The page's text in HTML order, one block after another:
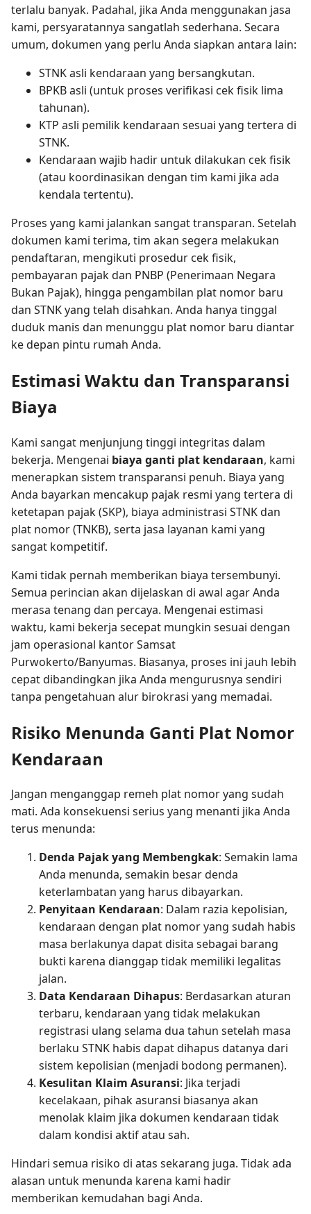
terlalu banyak. Padahal, jika Anda menggunakan jasa
kami, persyaratannya sangatlah sederhana. Secara
umum, dokumen yang perlu Anda siapkan antara lain:
STNK asli kendaraan yang bersangkutan.
BPKB asli (untuk proses verifikasi cek fisik lima
tahunan).
KTP asli pemilik kendaraan sesuai yang tertera di
STNK.
Kendaraan wajib hadir untuk dilakukan cek fisik
(atau koordinasikan dengan tim kami jika ada
kendala tertentu).
Proses yang kami jalankan sangat transparan. Setelah
dokumen kami terima, tim akan segera melakukan
pendaftaran, mengikuti prosedur cek fisik,
pembayaran pajak dan PNBP (Penerimaan Negara
Bukan Pajak), hingga pengambilan plat nomor baru
dan STNK yang telah disahkan. Anda hanya tinggal
duduk manis dan menunggu plat nomor baru diantar
ke depan pintu rumah Anda.
Estimasi Waktu dan Transparansi
Biaya
Kami sangat menjunjung tinggi integritas dalam
bekerja. Mengenai biaya ganti plat kendaraan, kami
menerapkan sistem transparansi penuh. Biaya yang
Anda bayarkan mencakup pajak resmi yang tertera di
ketetapan pajak (SKP), biaya administrasi STNK dan
plat nomor (TNKB), serta jasa layanan kami yang
sangat kompetitif.
Kami tidak pernah memberikan biaya tersembunyi.
Semua perincian akan dijelaskan di awal agar Anda
merasa tenang dan percaya. Mengenai estimasi
waktu, kami bekerja secepat mungkin sesuai dengan
jam operasional kantor Samsat
Purwokerto/Banyumas. Biasanya, proses ini jauh lebih
cepat dibandingkan jika Anda mengurusnya sendiri
tanpa pengetahuan alur birokrasi yang memadai.
Risiko Menunda Ganti Plat Nomor
Kendaraan
Jangan menganggap remeh plat nomor yang sudah
mati. Ada konsekuensi serius yang menanti jika Anda
terus menunda:
Denda Pajak yang Membengkak: Semakin lama
Anda menunda, semakin besar denda
keterlambatan yang harus dibayarkan.
Penyitaan Kendaraan: Dalam razia kepolisian,
kendaraan dengan plat nomor yang sudah habis
masa berlakunya dapat disita sebagai barang
bukti karena dianggap tidak memiliki legalitas
jalan.
Data Kendaraan Dihapus: Berdasarkan aturan
terbaru, kendaraan yang tidak melakukan
registrasi ulang selama dua tahun setelah masa
berlaku STNK habis dapat dihapus datanya dari
sistem kepolisian (menjadi bodong permanen).
Kesulitan Klaim Asuransi: Jika terjadi
kecelakaan, pihak asuransi biasanya akan
menolak klaim jika dokumen kendaraan tidak
dalam kondisi aktif atau sah.
Hindari semua risiko di atas sekarang juga. Tidak ada
alasan untuk menunda karena kami hadir
memberikan kemudahan bagi Anda.